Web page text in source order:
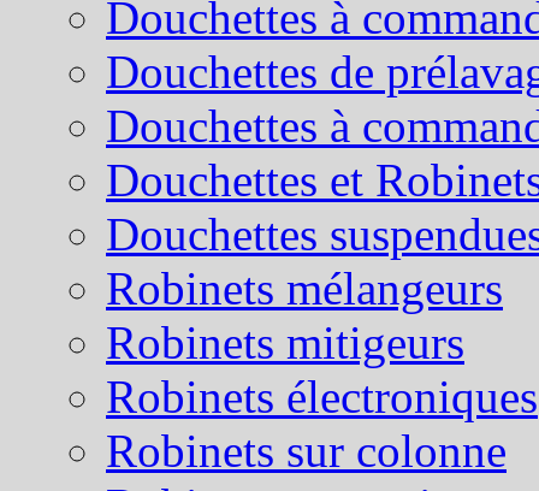
Douchettes à
Douchettes de
Douchettes à
Douchettes et
Douchettes
Robinets mélangeurs
Robinets mitigeurs
Robinets électroniques
Robinets sur colonne